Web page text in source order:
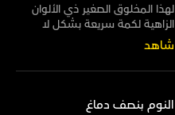
لهذا المخلوق الصغير ذي الألوان
الزاهية لكمة سريعة بشكل لا
يصدق، إذ تفوق سرعتها رمشة
فيه الكفاية لقتل المخلوقات
والسلطعونات
شاهد
النوم بنصف دماغ